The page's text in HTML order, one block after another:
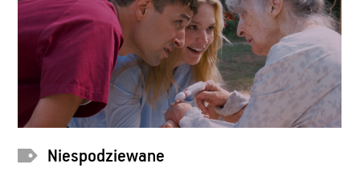
Niespodziewane